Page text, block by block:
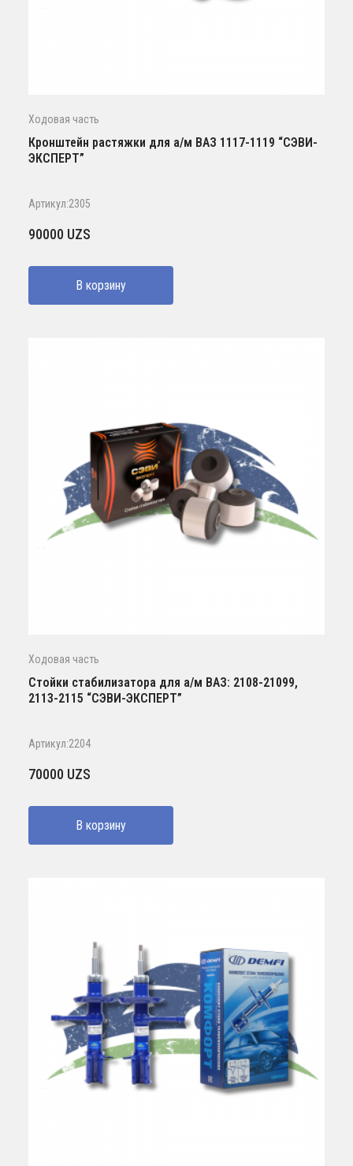
Ходовая часть
Кронштейн растяжки для а/м ВАЗ 1117-1119 “СЭВИ-
ЭКСПЕРТ”
Артикул:2305
90000 UZS
В корзину
Ходовая часть
Стойки стабилизатора для а/м ВАЗ: 2108-21099,
2113-2115 “СЭВИ-ЭКСПЕРТ”
Артикул:2204
70000 UZS
В корзину